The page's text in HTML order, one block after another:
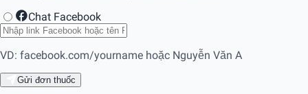
Chat Facebook
VD: facebook.com/yourname hoặc Nguyễn Văn A
Gửi đơn thuốc